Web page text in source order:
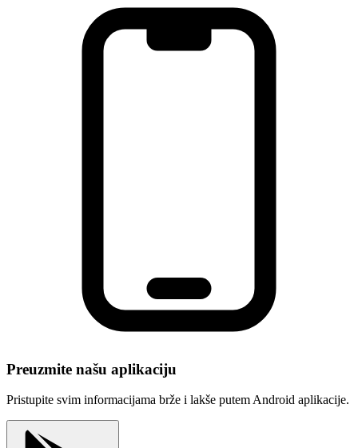
Preuzmite našu aplikaciju
Pristupite svim informacijama brže i lakše putem Android aplikacije.